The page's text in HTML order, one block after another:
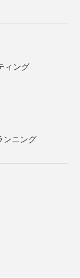
ィング
ンニング